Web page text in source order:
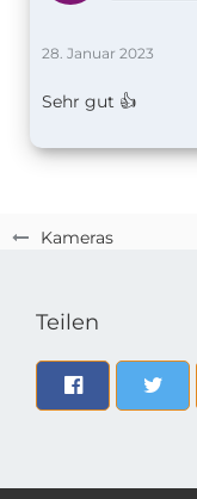
Kameras
28. Januar 2023
Sehr gut 👍
Teilen